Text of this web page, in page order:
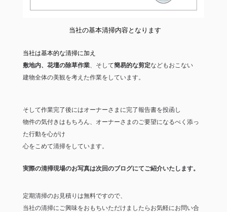
当社の基本清掃内容となります
当社は基本的な清掃に加え
敷地内、花壇の除草作業、そして簡易的な剪定などもおこない
建物全体の美観を考えた作業をしています。
そして作業完了後にはオーナーさまに完了報告書を投函し
物件の気付きはもちろん、オーナーさまのご要望になるべく添っ
た行動を心がけ
心をこめて清掃をしています。
実際の清掃現場のお写真は次回のブログにてご紹介いたします。
定期清掃のお見積りは無料ですので、
当社の清掃にご興味をおもちいただけましたらお気軽にお問い合